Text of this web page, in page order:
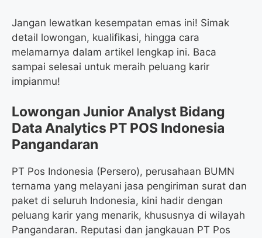
Jangan lewatkan kesempatan emas ini! Simak
detail lowongan, kualifikasi, hingga cara
melamarnya dalam artikel lengkap ini. Baca
sampai selesai untuk meraih peluang karir
impianmu!
Lowongan Junior Analyst Bidang
Data Analytics PT POS Indonesia
Pangandaran
PT Pos Indonesia (Persero), perusahaan BUMN
ternama yang melayani jasa pengiriman surat dan
paket di seluruh Indonesia, kini hadir dengan
peluang karir yang menarik, khususnya di wilayah
Pangandaran. Reputasi dan jangkauan PT Pos